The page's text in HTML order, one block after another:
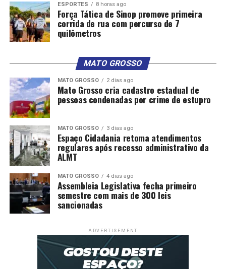
ESPORTES 8 horas ago
Força Tática de Sinop promove primeira
corrida de rua com percurso de 7
quilômetros
MATO GROSSO
MATO GROSSO 2 dias ago
Mato Grosso cria cadastro estadual de
pessoas condenadas por crime de estupro
MATO GROSSO 3 dias ago
Espaço Cidadania retoma atendimentos
regulares após recesso administrativo da
ALMT
MATO GROSSO 4 dias ago
Assembleia Legislativa fecha primeiro
semestre com mais de 300 leis
sancionadas
ADVERTISEMENT